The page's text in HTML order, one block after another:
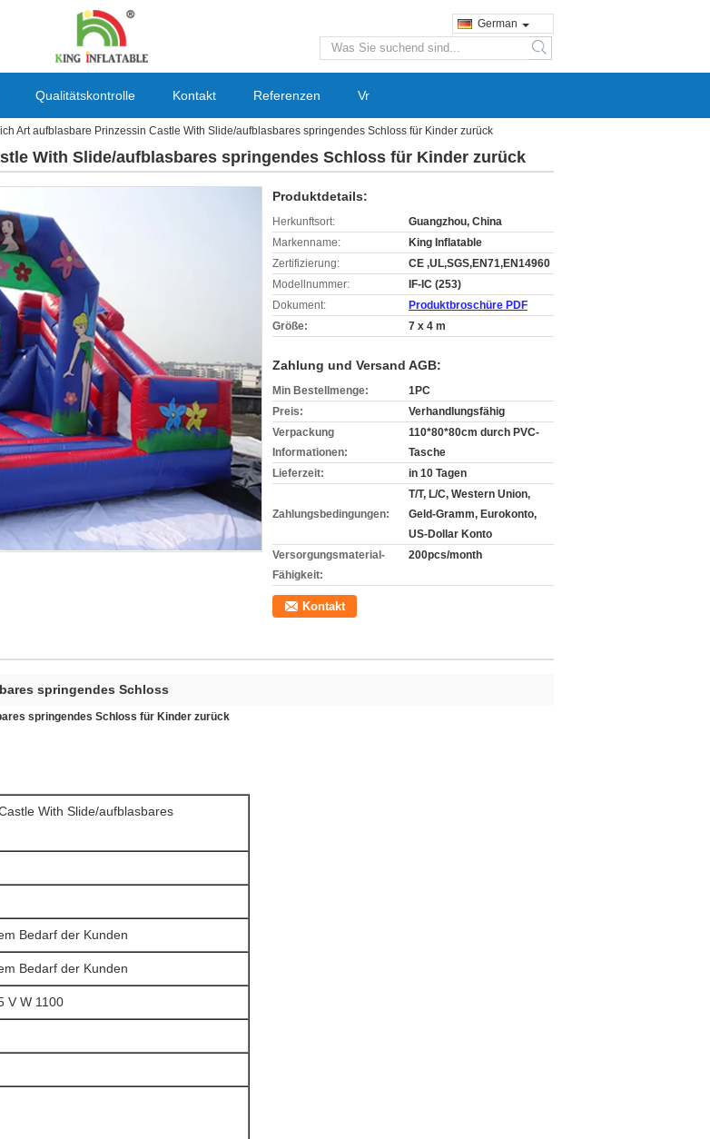
German
search
Qualitätskontrolle Kontakt Referenzen Vr
Art aufblasbare Prinzessin Castle With Slide/aufblasbares springendes Schloss für Kinder zurück
With Slide/aufblasbares springendes Schloss für Kinder zurück
Produktdetails:
Herkunftsort:
Guangzhou, China
Markenname:
King Inflatable
Zertifizierung:
CE ,UL,SGS,EN71,EN14960
Modellnummer:
IF-IC (253)
Dokument:
Produktbroschüre PDF
Größe:
7 x 4 m
Zahlung und Versand AGB:
Min Bestellmenge:
1PC
Preis:
Verhandlungsfähig
Verpackung
Informationen:
110*80*80cm durch PVC-
Tasche
Lieferzeit:
in 10 Tagen
Zahlungsbedingungen:
T/T, L/C, Western Union,
Geld-Gramm, Eurokonto,
US-Dollar Konto
Versorgungsmaterial-
Fähigkeit:
200pcs/month
Kontakt
springendes Schloss
springendes Schloss für Kinder zurück
With Slide/aufblasbares
Bedarf der Kunden
Bedarf der Kunden
V W 1100